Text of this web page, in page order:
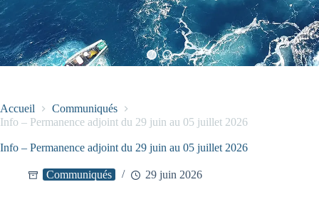
Accueil
Communiqués
Info – Permanence adjoint du 29 juin au 05 juillet 2026
Info – Permanence adjoint du 29 juin au 05 juillet 2026
Communiqués 29 juin 2026